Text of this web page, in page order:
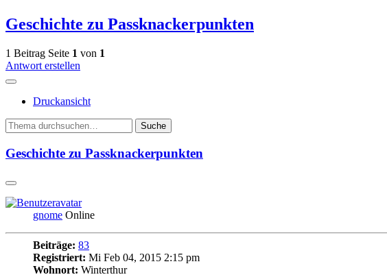
Geschichte zu Passknackerpunkten
1 Beitrag Seite 1 von 1
Antwort erstellen
Druckansicht
Suche
Geschichte zu Passknackerpunkten
gnome Online
Beiträge: 83
Registriert: Mi Feb 04, 2015 2:15 pm
Wohnort: Winterthur